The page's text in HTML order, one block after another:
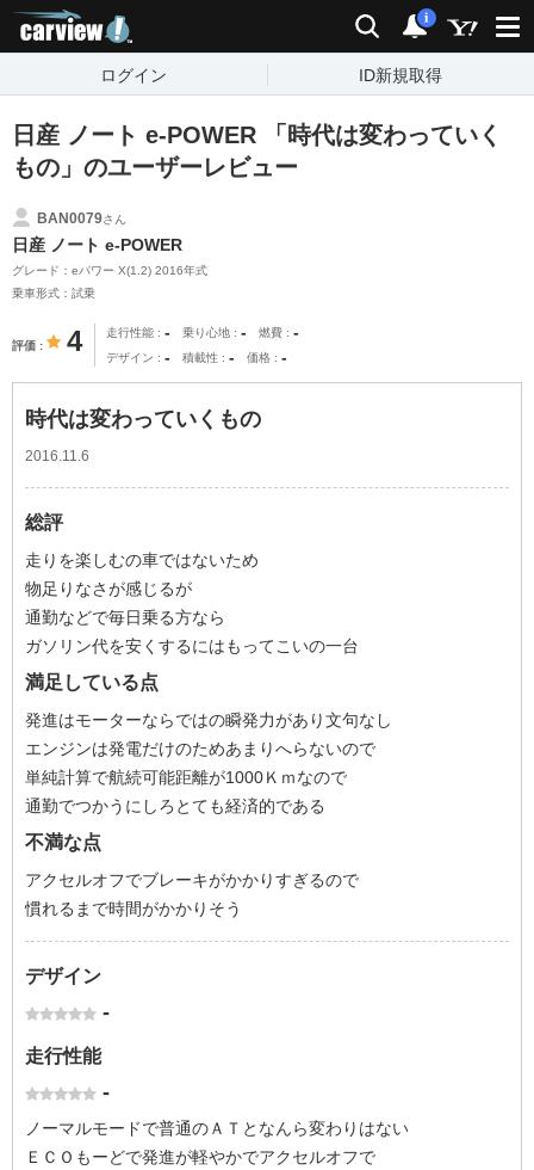
検索 通知
i
ログイン ID新規取得
日産 ノート e-POWER 「時代は変わっていく
もの」のユーザーレビュー
BAN0079さん
日産 ノート e-POWER
グレード：eパワー X(1.2) 2016年式
乗車形式：試乗
評価 4 走行性能 - 乗り心地 - 燃費 -
デザイン - 積載性 - 価格 -
時代は変わっていくもの
2016.11.6
総評
走りを楽しむの車ではないため
物足りなさが感じるが
通勤などで毎日乗る方なら
ガソリン代を安くするにはもってこいの一台
満足している点
発進はモーターならではの瞬発力があり文句なし
エンジンは発電だけのためあまりへらないので
単純計算で航続可能距離が1000Ｋｍなので
通勤でつかうにしろとても経済的である
不満な点
アクセルオフでブレーキがかかりすぎるので
慣れるまで時間がかかりそう
デザイン
-
走行性能
-
ノーマルモードで普通のＡＴとなんら変わりはない
ＥＣＯもーどで発進が軽やかでアクセルオフで